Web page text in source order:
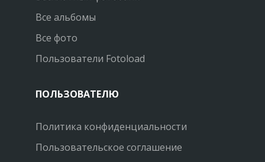
Все альбомы
Все фото
Пользователи Fotoload
ПОЛЬЗОВАТЕЛЮ
Политика конфиденциальности
Пользовательское соглашение